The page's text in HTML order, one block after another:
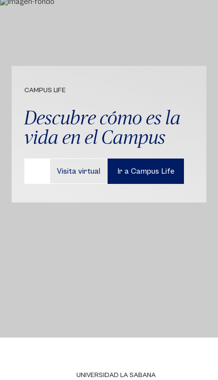
CAMPUS LIFE
Descubre cómo es la
vida en el Campus
Visita virtual Ir a Campus Life
UNIVERSIDAD LA SABANA